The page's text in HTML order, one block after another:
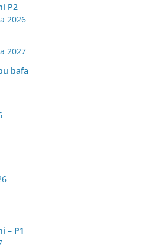
P2
2026
2027
bafa
– P1